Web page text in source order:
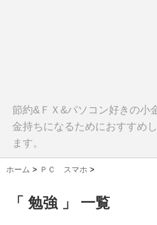
節約&ＦＸ&パソコン好きの小
金持ちになるためにおすすめ
ます。
ホーム > ＰＣ スマホ >
「 勉強 」 一覧